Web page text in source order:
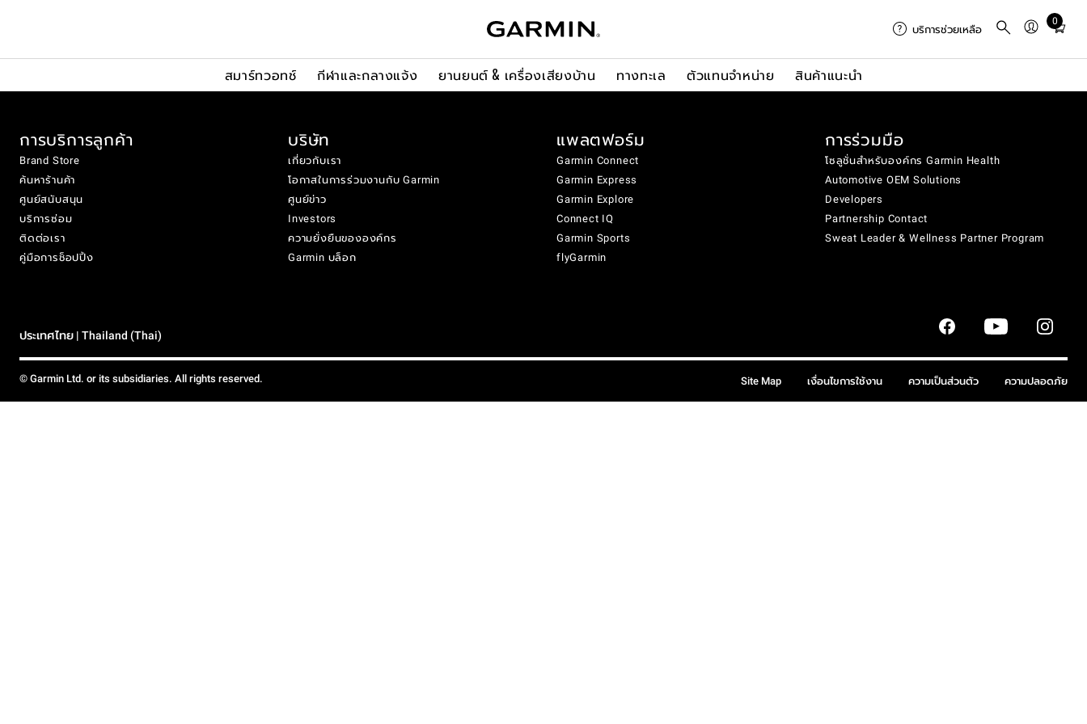
สมาร์ทวอทช์ กีฬาและกลางแจ้ง ยานยนต์ & เครื่องเสียงบ้าน ทางทะเล ตัวแทนจำหน่าย สินค้าแนะนำ
บริการช่วยเหลือ
0
Total
cart:
การบริการลูกค้า
Brand Store
ค้นหาร้านค้า
ศูนย์สนับสนุน
บริการซ่อม
ติดต่อเรา
คู่มือการช็อปปิ้ง
บริษัท
เกี่ยวกับเรา
โอกาสในการร่วมงานกับ Garmin
ศูนย์ข่าว
Investors
ความยั่งยืนขององค์กร
Garmin บล็อก
แพลตฟอร์ม
Garmin Connect
Garmin Express
Garmin Explore
Connect IQ
Garmin Sports
flyGarmin
การร่วมมือ
โซลูชั่นสำหรับองค์กร Garmin Health
Automotive OEM Solutions
Developers
Partnership Contact
Sweat Leader & Wellness Partner Program
ประเทศไทย | Thailand (Thai)
© Garmin Ltd. or its subsidiaries. All rights reserved. Site Map เงื่อนไขการใช้งาน ความเป็นส่วนตัว ความปลอดภัย